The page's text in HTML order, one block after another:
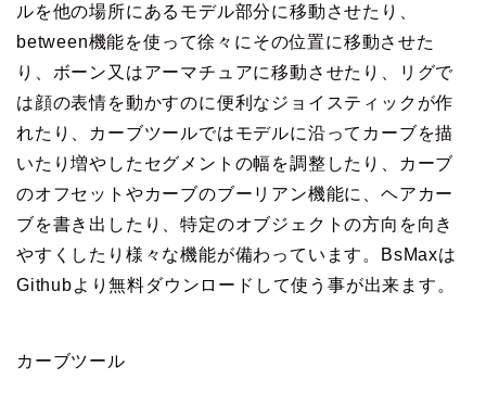
ルを他の場所にあるモデル部分に移動させたり、
between機能を使って徐々にその位置に移動させた
り、ボーン又はアーマチュアに移動させたり、リグで
は顔の表情を動かすのに便利なジョイスティックが作
れたり、カーブツールではモデルに沿ってカーブを描
いたり増やしたセグメントの幅を調整したり、カーブ
のオフセットやカーブのブーリアン機能に、ヘアカー
ブを書き出したり、特定のオブジェクトの方向を向き
やすくしたり様々な機能が備わっています。BsMaxは
Githubより無料ダウンロードして使う事が出来ます。
カーブツール